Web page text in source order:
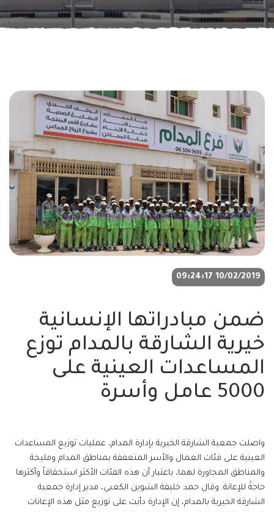
10/02/2019 09:24:17
ضمن مبادراتها الإنسانية
خيرية الشارقة بالمدام توزع
المساعدات العينية على
5000 عامل وأسرة
واصلت جمعية الشارقة الخيرية بإدارة المدام، عمليات توزيع المساعدات
العينية على فئات العمال والأسر المتعففة بمناطق المدام ومليحة
والمناطق المجاورة لهما، باعتبار أن هذه الفئات الأكثر استحقاقاً وأكثرها
حاجةً للإعانة. وقال حمد خليفة الشوين الكعبي، مدير إدارة جمعية
الشارقة الخيرية بالمدام، إن الإدارة دأبت على توزيع مثل هذه الإعانات